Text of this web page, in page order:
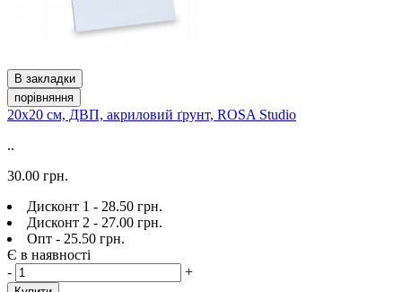
В закладки
порівняння
20х20 см, ДВП, акриловий ґрунт, ROSA Studio
..
30.00 грн.
Дисконт 1 - 28.50 грн.
Дисконт 2 - 27.00 грн.
Опт - 25.50 грн.
Є в наявності
-
+